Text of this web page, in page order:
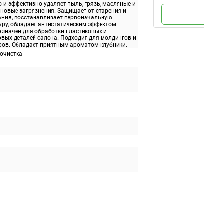
и эффективно удаляет пыль, грязь, масляные и
загрязнения. Защищает от старения и
восстанавливает первоначальную
обладает антистатическим эффектом.
для обработки пластиковых и
деталей салона. Подходит для молдингов и
Обладает приятным ароматом клубники.